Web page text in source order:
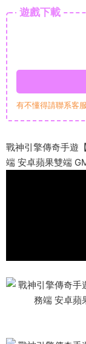
遊戲下載
有不懂得請聯系客
戰神引擎傳奇手遊
端 安卓蘋果雙端